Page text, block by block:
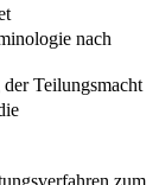
nach
Teilungsmacht
zum